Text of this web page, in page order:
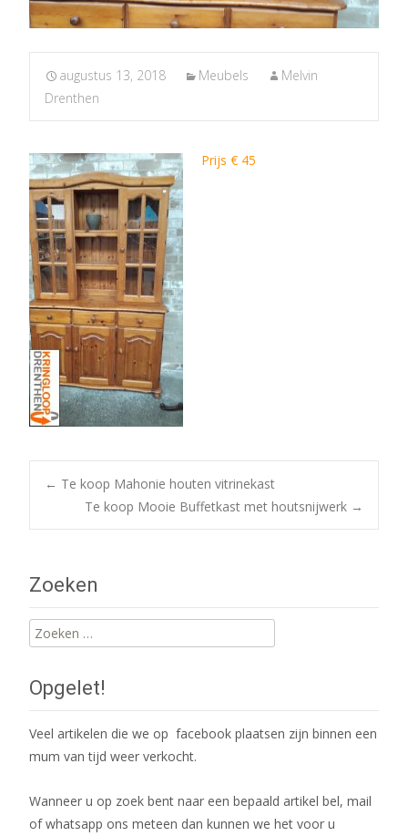
augustus 13, 2018 Meubels
Melvin
Drenthen
Prijs € 45
Post
← Te koop Mahonie houten vitrinekast
Te koop Mooie Buffetkast met houtsnijwerk →
Zoeken
Zoeken
naar:
Opgelet!
Veel artikelen die we op facebook plaatsen zijn binnen een
mum van tijd weer verkocht.
Wanneer u op zoek bent naar een bepaald artikel bel, mail
of whatsapp ons meteen dan kunnen we het voor u